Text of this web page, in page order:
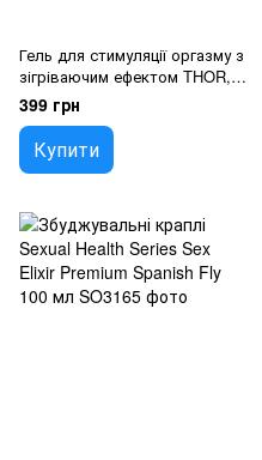
Гель для стимуляції оргазму з
зігріваючим ефектом THOR,
10 мл Nuei
399 грн
Купити